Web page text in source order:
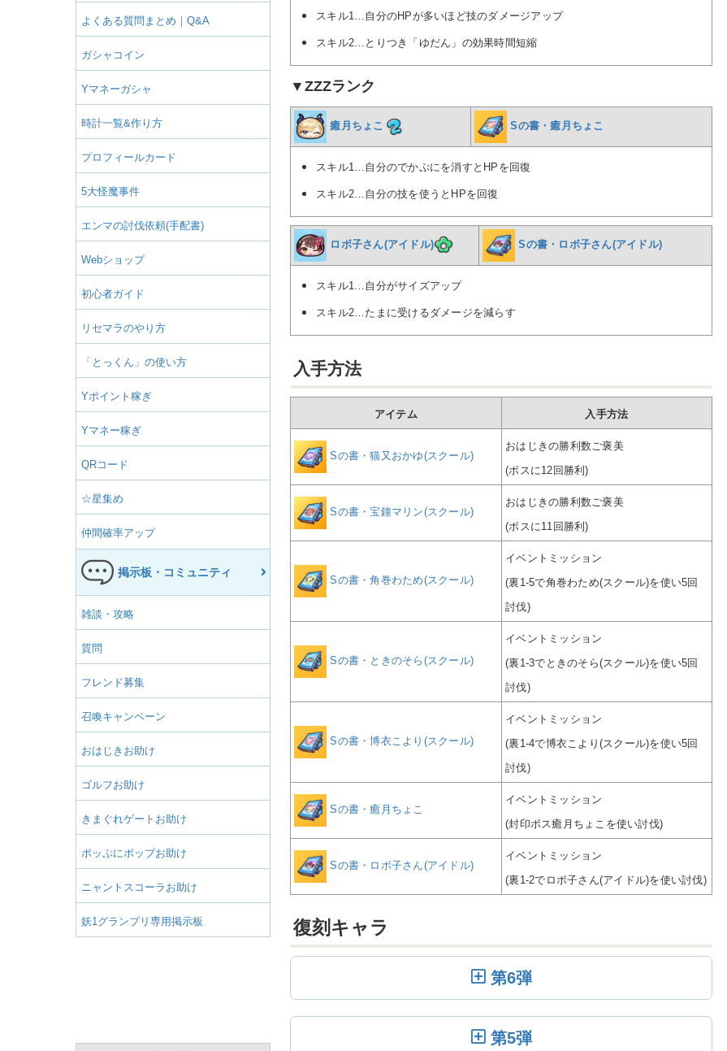
よくある質問まとめ｜Q&A
ガシャコイン
Yマネーガシャ
時計一覧&作り方
プロフィールカード
5大怪魔事件
エンマの討伐依頼(手配書)
Webショップ
初心者ガイド
リセマラのやり方
「とっくん」の使い方
Yポイント稼ぎ
Yマネー稼ぎ
QRコード
☆星集め
仲間確率アップ
掲示板・コミュニティ
雑談・攻略
質問
フレンド募集
召喚キャンペーン
おはじきお助け
ゴルフお助け
きまぐれゲートお助け
ポッぷにポップお助け
ニャントスコーラお助け
妖1グランプリ専用掲示板
スキル1…自分のHPが多いほど技のダメージアップ
スキル2…とりつき「ゆだん」の効果時間短縮
▼ZZZランク
癒月ちょこ Sの書・癒月ちょこ
スキル1… 自分のでかぷにを消すとHPを回復
スキル2…自分の技を使うとHPを回復
ロボ子さん(アイドル) Sの書・ロボ子さん(アイドル)
スキル1… 自分がサイズアップ
スキル2…たまに受けるダメージを減らす
入手方法
アイテム 入手方法
Sの書・猫又おかゆ(スクール)
おはじきの勝利数ご褒美
(ボスに12回勝利)
Sの書・宝鐘マリン(スクール)
おはじきの勝利数ご褒美
(ボスに11回勝利)
Sの書・角巻わため(スクール)
イベントミッション
(裏1-5で角巻わため(スクール)を使い5回
討伐)
Sの書・ときのそら(スクール)
イベントミッション
(裏1-3でときのそら(スクール)を使い5回
討伐)
Sの書・博衣こより(スクール)
イベントミッション
(裏1-4で博衣こより(スクール)を使い5回
討伐)
Sの書・癒月ちょこ
イベントミッション
(封印ボス癒月ちょこを使い討伐)
Sの書・ロボ子さん(アイドル)
イベントミッション
(裏1-2でロボ子さん(アイドル)を使い討伐)
復刻キャラ
第6弾
第5弾